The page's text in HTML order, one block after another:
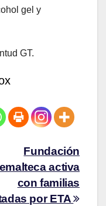
gel y
GT.
Fundación
activa
con familias
por ETA